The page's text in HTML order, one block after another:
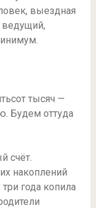
выездная
ведущий,
тысяч —
Будем оттуда
счёт.
накоплений
года копила